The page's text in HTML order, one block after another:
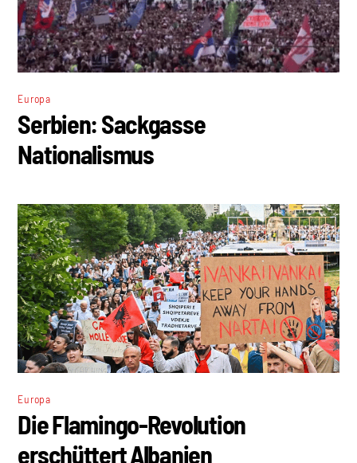
Europa
Serbien: Sackgasse
Nationalismus
Europa
Die Flamingo-Revolution
erschüttert Albanien